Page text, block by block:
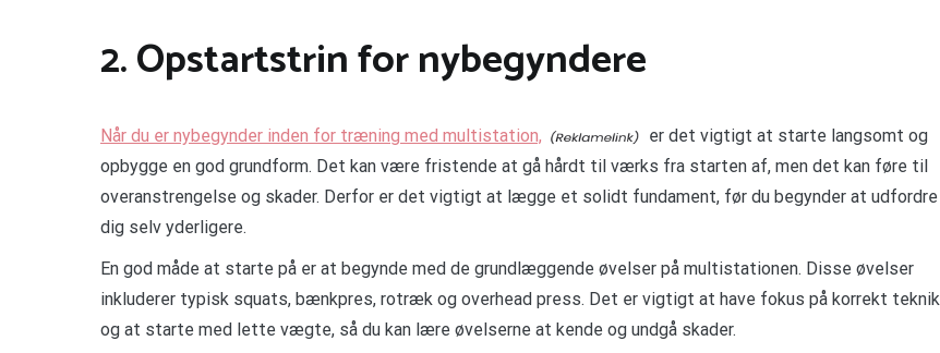
2. Opstartstrin for nybegyndere
Når du er nybegynder inden for træning med multistation,
er det vigtigt at starte langsomt og
opbygge en god grundform. Det kan være fristende at gå hårdt til værks fra starten af, men det kan føre til
overanstrengelse og skader. Derfor er det vigtigt at lægge et solidt fundament, før du begynder at udfordre
dig selv yderligere.
En god måde at starte på er at begynde med de grundlæggende øvelser på multistationen. Disse øvelser
inkluderer typisk squats, bænkpres, rotræk og overhead press. Det er vigtigt at have fokus på korrekt teknik
og at starte med lette vægte, så du kan lære øvelserne at kende og undgå skader.